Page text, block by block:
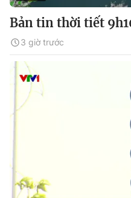
Bản tin thời tiết
3 giờ trước